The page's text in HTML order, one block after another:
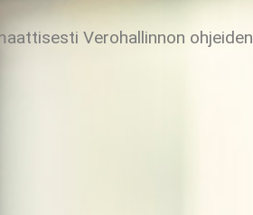
Verohallinnon ohjeiden